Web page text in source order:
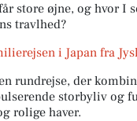
store øjne, og hvor I
travlhed?
i Japan fra
rundrejse, der
storbyliv og
rolige haver.